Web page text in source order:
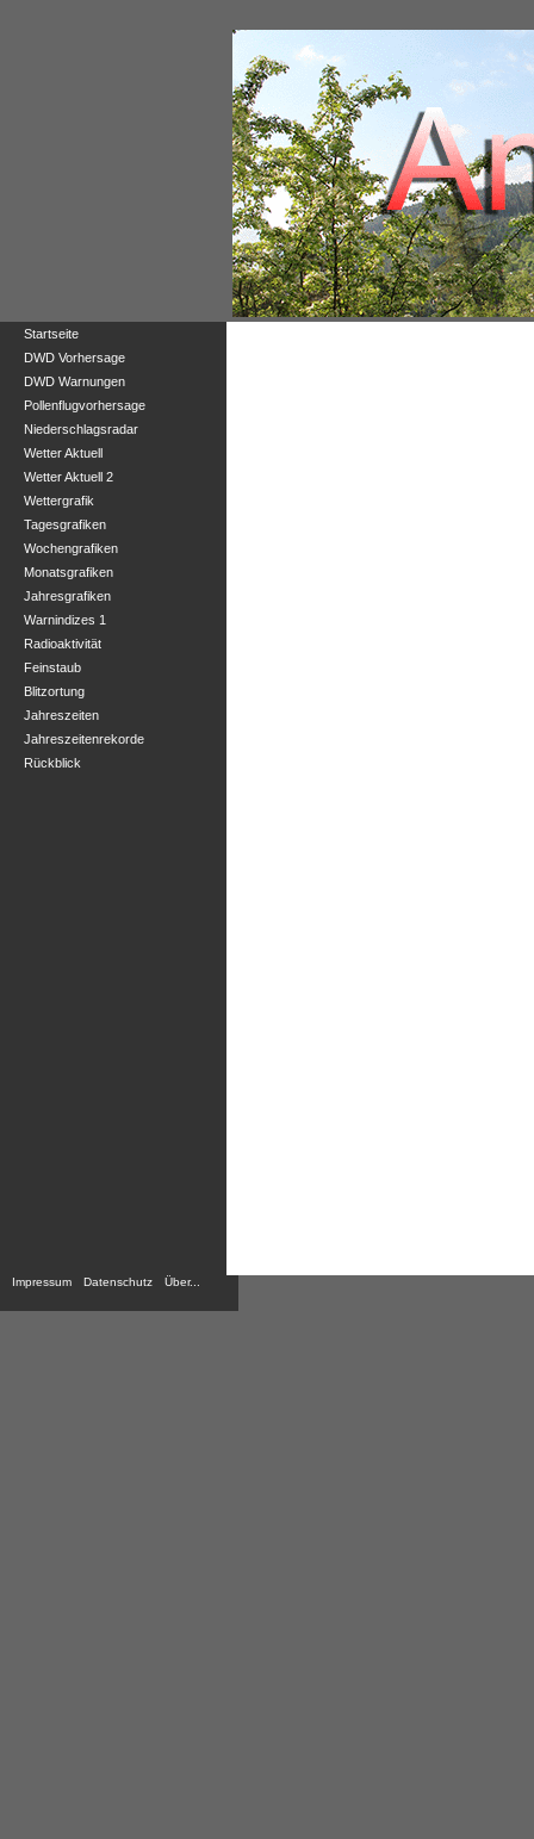
Startseite
DWD Vorhersage
DWD Warnungen
Pollenflugvorhersage
Niederschlagsradar
Wetter Aktuell
Wetter Aktuell 2
Wettergrafik
Tagesgrafiken
Wochengrafiken
Monatsgrafiken
Jahresgrafiken
Warnindizes 1
Radioaktivität
Feinstaub
Blitzortung
Jahreszeiten
Jahreszeitenrekorde
Rückblick
Impressum Datenschutz Über...